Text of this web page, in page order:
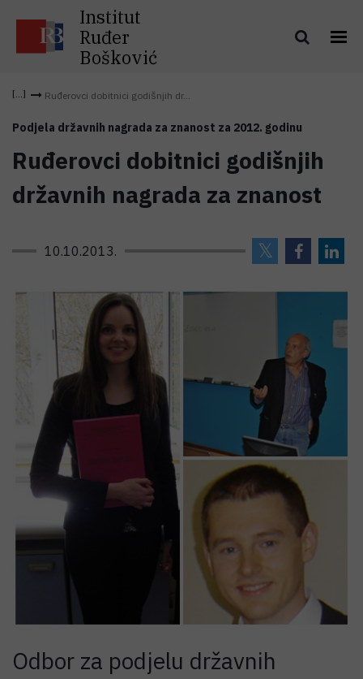
Institut
Ruđer
Bošković
Ruđerovci dobitnici godišnjih dr...
Podjela državnih nagrada za znanost za 2012. godinu
Ruđerovci dobitnici godišnjih
državnih nagrada za znanost
10.10.2013.
Odbor za podjelu državnih